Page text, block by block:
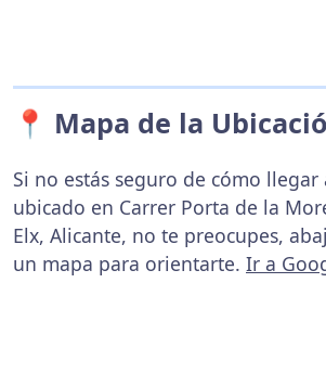
📍 Mapa de la
Si no estás seguro de cómo
ubicado en Carrer Porta de la
Elx, Alicante, no te preocupes,
un mapa para orientarte. Ir a